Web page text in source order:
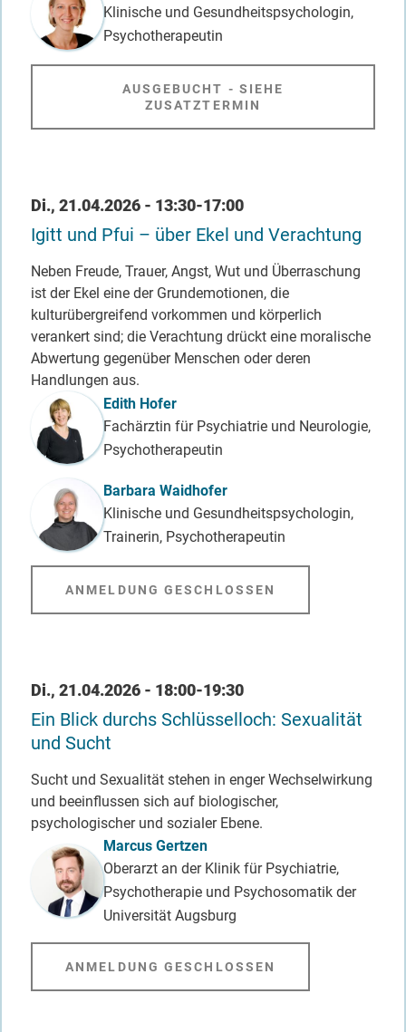
Klinische und Gesundheitspsychologin,
Psychotherapeutin
AUSGEBUCHT - SIEHE
ZUSATZTERMIN
Datum / Uhrzeit
Di., 21.04.2026 - 13:30-17:00
Igitt und Pfui – über Ekel und Verachtung
Neben Freude, Trauer, Angst, Wut und Überraschung
ist der Ekel eine der Grundemotionen, die
kulturübergreifend vorkommen und körperlich
verankert sind; die Verachtung drückt eine moralische
Abwertung gegenüber Menschen oder deren
Handlungen aus.
Referent_inEdith Hofer
Fachärztin für Psychiatrie und Neurologie,
Psychotherapeutin
Barbara Waidhofer
Klinische und Gesundheitspsychologin,
Trainerin, Psychotherapeutin
ANMELDUNG GESCHLOSSEN
Datum / Uhrzeit
Di., 21.04.2026 - 18:00-19:30
Ein Blick durchs Schlüsselloch: Sexualität
und Sucht
Sucht und Sexualität stehen in enger Wechselwirkung
und beeinflussen sich auf biologischer,
psychologischer und sozialer Ebene.
Referent_inMarcus Gertzen
Oberarzt an der Klinik für Psychiatrie,
Psychotherapie und Psychosomatik der
Universität Augsburg
ANMELDUNG GESCHLOSSEN